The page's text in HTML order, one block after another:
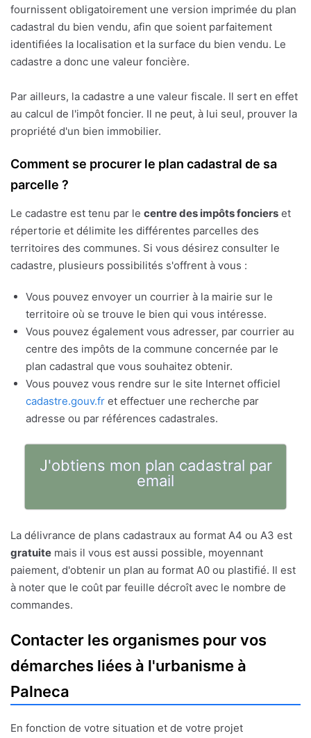
fournissent obligatoirement une version imprimée du plan
cadastral du bien vendu, afin que soient parfaitement
identifiées la localisation et la surface du bien vendu. Le
cadastre a donc une valeur foncière.
Par ailleurs, la cadastre a une valeur fiscale. Il sert en effet
au calcul de l'impôt foncier. Il ne peut, à lui seul, prouver la
propriété d'un bien immobilier.
Comment se procurer le plan cadastral de sa
parcelle ?
Le cadastre est tenu par le centre des impôts fonciers et
répertorie et délimite les différentes parcelles des
territoires des communes. Si vous désirez consulter le
cadastre, plusieurs possibilités s'offrent à vous :
Vous pouvez envoyer un courrier à la mairie sur le
territoire où se trouve le bien qui vous intéresse.
Vous pouvez également vous adresser, par courrier au
centre des impôts de la commune concernée par le
plan cadastral que vous souhaitez obtenir.
Vous pouvez vous rendre sur le site Internet officiel
cadastre.gouv.fr et effectuer une recherche par
adresse ou par références cadastrales.
J'obtiens mon plan cadastral par
email
La délivrance de plans cadastraux au format A4 ou A3 est
gratuite mais il vous est aussi possible, moyennant
paiement, d'obtenir un plan au format A0 ou plastifié. Il est
à noter que le coût par feuille décroît avec le nombre de
commandes.
Contacter les organismes pour vos
démarches liées à l'urbanisme à
Palneca
En fonction de votre situation et de votre projet